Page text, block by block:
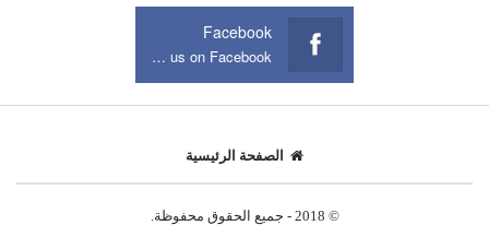
Facebook
Join us on Facebook
الصفحة الرئيسية
© 2018 - جميع الحقوق محفوظة.